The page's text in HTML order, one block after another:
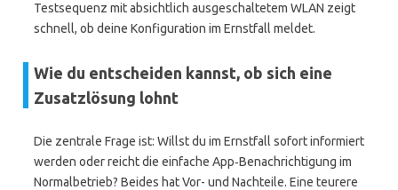
Testsequenz mit absichtlich ausgeschaltetem WLAN zeigt
schnell, ob deine Konfiguration im Ernstfall meldet.
Wie du entscheiden kannst, ob sich eine
Zusatzlösung lohnt
Die zentrale Frage ist: Willst du im Ernstfall sofort informiert
werden oder reicht die einfache App‑Benachrichtigung im
Normalbetrieb? Beides hat Vor- und Nachteile. Eine teurere